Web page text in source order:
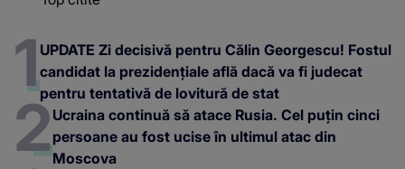
UPDATE Zi decisivă pentru Călin Georgescu! Fostul
candidat la prezidențiale află dacă va fi judecat
pentru tentativă de lovitură de stat
Ucraina continuă să atace Rusia. Cel puțin cinci
persoane au fost ucise în ultimul atac din
Moscova